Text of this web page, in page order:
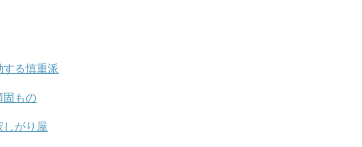
る慎重派
固もの
しがり屋